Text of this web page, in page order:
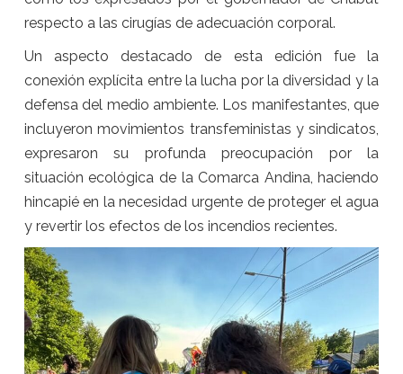
respecto a las cirugías de adecuación corporal.
Un aspecto destacado de esta edición fue la
conexión explícita entre la lucha por la diversidad y la
defensa del medio ambiente. Los manifestantes, que
incluyeron movimientos transfeministas y sindicatos,
expresaron su profunda preocupación por la
situación ecológica de la Comarca Andina, haciendo
hincapié en la necesidad urgente de proteger el agua
y revertir los efectos de los incendios recientes.